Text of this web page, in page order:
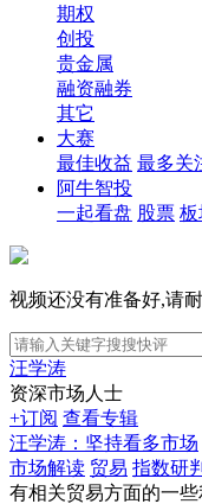
期权
创投
贵金属
融资融券
其它
大赛
最佳收益 最多关
阿牛智投
一起看盘 股票 板
视频还没有准备好,请
汪学涛
资深市场人士
+订阅 查看专辑
汪学涛：坚持看多市场
市场解读 贸易 指数研判
有相关贸易方面的一